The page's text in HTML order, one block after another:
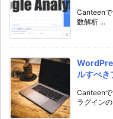
Canteen
数解析 ...
ルすべき
Canteen
ラグイン